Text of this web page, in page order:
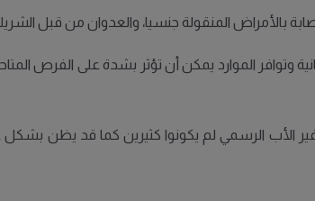
بالأمراض المنقولة جنسيا، والعدوان من قبل
وتوافر الموارد يمكن أن تؤثر بشدة على الفرص